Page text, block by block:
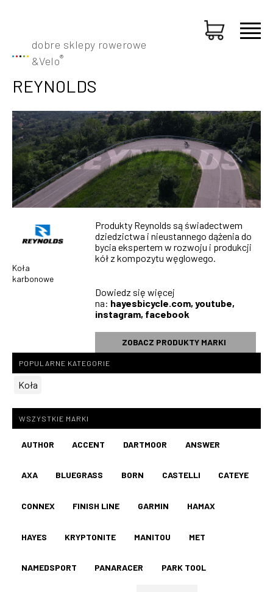
dobre sklepy rowerowe
&Velo®
REYNOLDS
Koła
karbonowe
Produkty Reynolds są świadectwem
dziedzictwa i nieustannego dążenia do
bycia ekspertem w rozwoju i produkcji
kół z kompozytu węglowego.
Dowiedz się więcej
na: hayesbicycle.com, youtube,
instagram, facebook
ZOBACZ PRODUKTY MARKI
POPULARNE KATEGORIE
Koła
WSZYSTKIE MARKI
AUTHOR ACCENT DARTMOOR ANSWER
AXA BLUEGRASS BORN CASTELLI CATEYE
CONNEX FINISH LINE GARMIN HAMAX
HAYES KRYPTONITE MANITOU MET
NAMEDSPORT PANARACER PARK TOOL